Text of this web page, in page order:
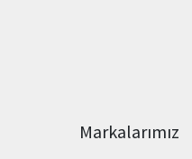
Markalarımız